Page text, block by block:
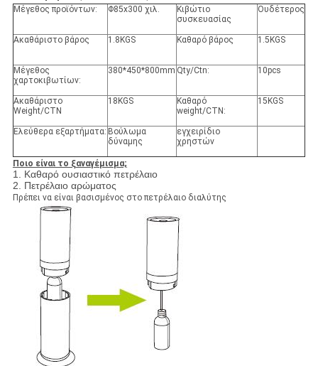
Μέγεθος προϊόντων: Φ85x300 χιλ.
Κιβώτιο
συσκευασίας
Ουδέτερος
Ακαθάριστο βάρος 1.8KGS Καθαρό βάρος 1.5KGS
Μέγεθος
χαρτοκιβωτίων:
380*450*800mm Qty/Ctn: 10pcs
Ακαθάριστο
Weight/CTN
18KGS
Καθαρό
weight/CTN:
15KGS
Ελεύθερα εξαρτήματα: Βούλωμα
δύναμης
εγχειρίδιο
χρηστών
Ποιο είναι το ξαναγέμισμα;
1. Καθαρό ουσιαστικό πετρέλαιο
2. Πετρέλαιο αρώματος
Πρέπει να είναι βασισμένος στο πετρέλαιο διαλύτης